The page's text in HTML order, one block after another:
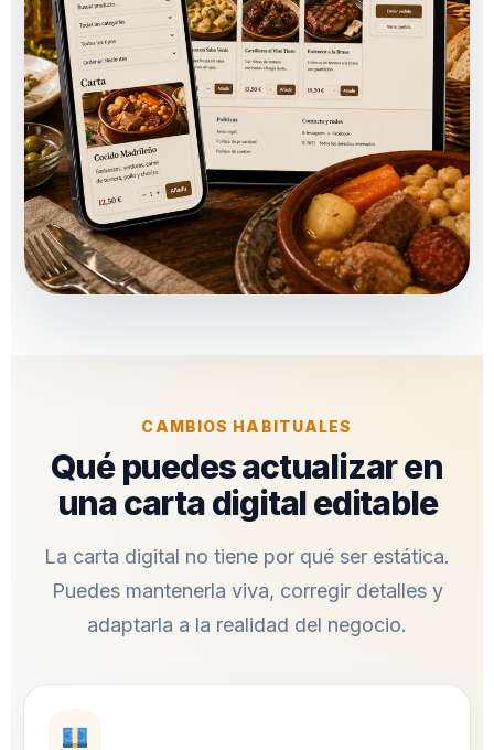
CAMBIOS HABITUALES
Qué puedes actualizar en
una carta digital editable
La carta digital no tiene por qué ser estática.
Puedes mantenerla viva, corregir detalles y
adaptarla a la realidad del negocio.